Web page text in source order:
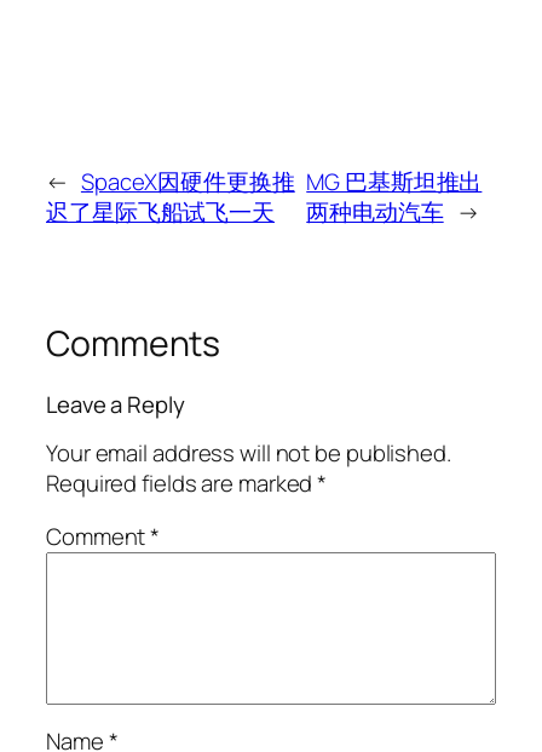
← SpaceX因硬件更换推
迟了星际飞船试飞一天
MG 巴基斯坦推出
两种电动汽车 →
Comments
Leave a Reply
Your email address will not be published.
Required fields are marked*
Comment*
Name*